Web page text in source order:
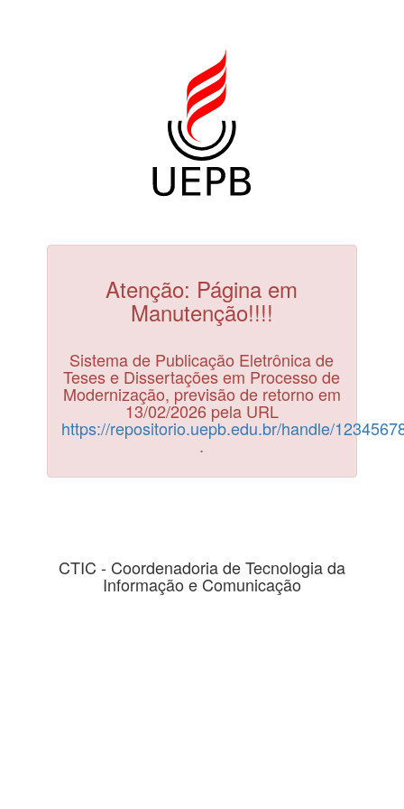
Atenção: Página em
Manutenção!!!!
Sistema de Publicação Eletrônica de
Teses e Dissertações em Processo de
Modernização, previsão de retorno em
13/02/2026 pela URL
https://repositorio.uepb.edu.br/handle/
.
CTIC - Coordenadoria de Tecnologia da
Informação e Comunicação